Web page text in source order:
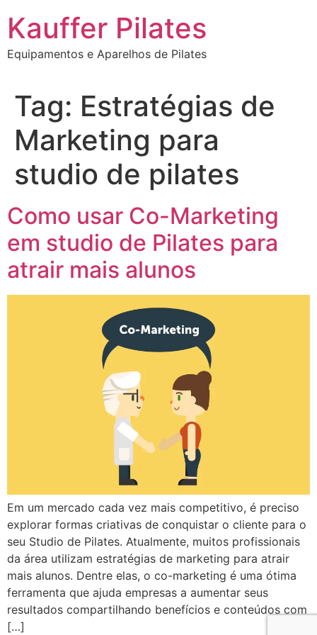
para
conteúdo
Kauffer Pilates
Equipamentos e Aparelhos de Pilates
Tag: Estratégias de
Marketing para
studio de pilates
Como usar Co-Marketing
em studio de Pilates para
atrair mais alunos
Em um mercado cada vez mais competitivo, é preciso
explorar formas criativas de conquistar o cliente para o
seu Studio de Pilates. Atualmente, muitos profissionais
da área utilizam estratégias de marketing para atrair
mais alunos. Dentre elas, o co-marketing é uma ótima
ferramenta que ajuda empresas a aumentar seus
resultados compartilhando benefícios e conteúdos com
[…]